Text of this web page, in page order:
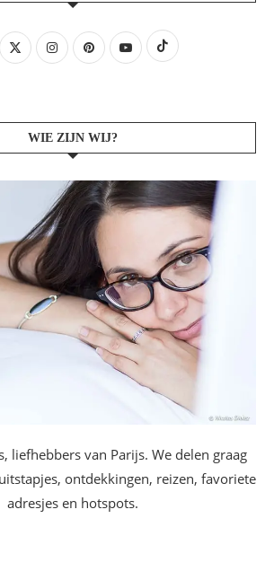
WIE ZIJN WIJ?
liefhebbers van Parijs. We delen graag
ontdekkingen, reizen, favoriete
adresjes en hotspots.